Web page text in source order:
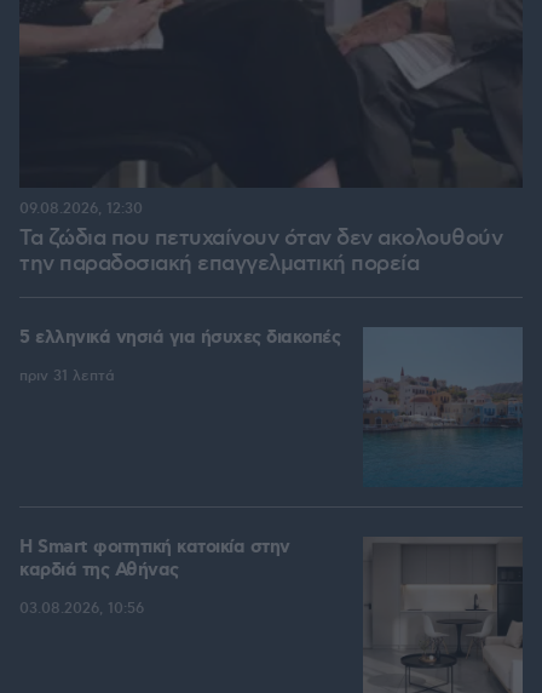
Τα ζώδια που πετυχαίνουν όταν δεν ακολουθούν
την παραδοσιακή επαγγελματική πορεία
09.08.2026, 12:30
5 ελληνικά νησιά για ήσυχες διακοπές
πριν 31 λεπτά
Η Smart φοιτητική κατοικία στην
καρδιά της Αθήνας
03.08.2026, 10:56